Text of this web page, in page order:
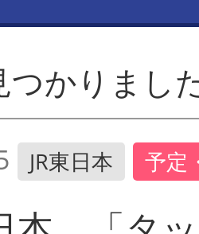
つかりまし
JR東日本 予定